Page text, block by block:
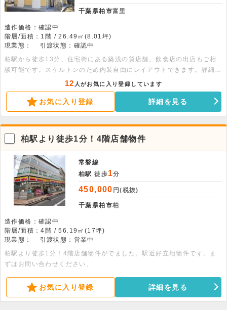
千葉県柏市富里
造作価格：確認中
階層/面積：1階 / 26.49㎡(8.01坪)
現業態：
引渡状態：確認中
柏駅から徒歩13分、住宅街にある築浅の貸店舗。飲食店の出店もご相
談可能です。スケルトンのため内装自由にレイアウトできます。詳細に
ついてはお問い合わせください。
12 人がお気に入り登録しています
お気に入り登録 詳細を見る
柏駅より徒歩1分！4階店舗物件
常磐線
柏駅 徒歩1分
450,000 円(税抜)
千葉県柏市柏
造作価格：確認中
階層/面積：4階 / 56.19㎡(17坪)
現業態：
引渡状態：営業中
柏駅より徒歩1分！4階店舗物件がでました。駅近好立地物件です。ま
ずはお問い合わせください。
お気に入り登録 詳細を見る